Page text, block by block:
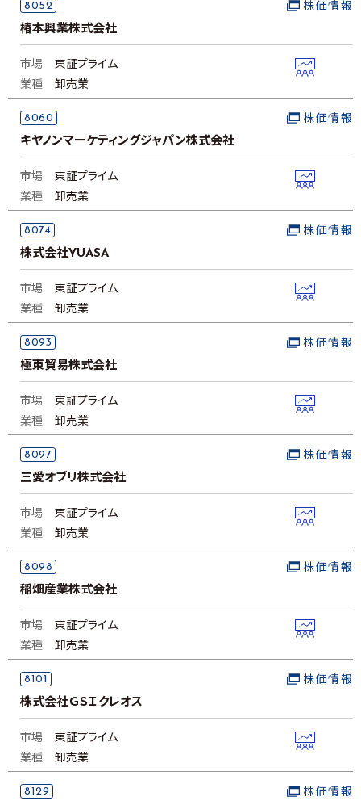
8052
椿本興業株式会社
株価情報
市場
東証プライム
業種
卸売業
8060
キヤノンマーケティングジャパン株式会社
株価情報
市場
東証プライム
業種
卸売業
8074
株式会社YUASA
株価情報
市場
東証プライム
業種
卸売業
8093
極東貿易株式会社
株価情報
市場
東証プライム
業種
卸売業
8097
三愛オブリ株式会社
株価情報
市場
東証プライム
業種
卸売業
8098
稲畑産業株式会社
株価情報
市場
東証プライム
業種
卸売業
8101
株式会社ＧＳＩクレオス
株価情報
市場
東証プライム
業種
卸売業
8129 株価情報